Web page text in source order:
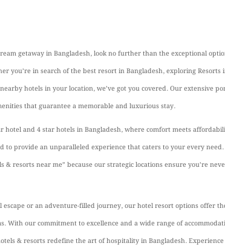
getaway in Bangladesh, look no further than the exceptional
you’re in search of the best resort in Bangladesh, exploring Resorts
hotels in your location, we’ve got you covered. Our extensive
that guarantee a memorable and luxurious stay.
hotel and 4 star hotels in Bangladesh, where comfort meets
to provide an unparalleled experience that caters to your every need.
& resorts near me” because our strategic locations ensure you’re
escape or an adventure-filled journey, our hotel resort options offer
With our commitment to excellence and a wide range of
& resorts redefine the art of hospitality in Bangladesh.